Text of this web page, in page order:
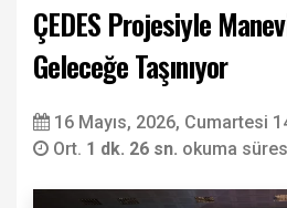
ÇEDES Projesiyle
Geleceğe Taşınıyor
16 Mayıs, 2026, Cumartesi
Ort. 1 dk. 26 sn. okuma